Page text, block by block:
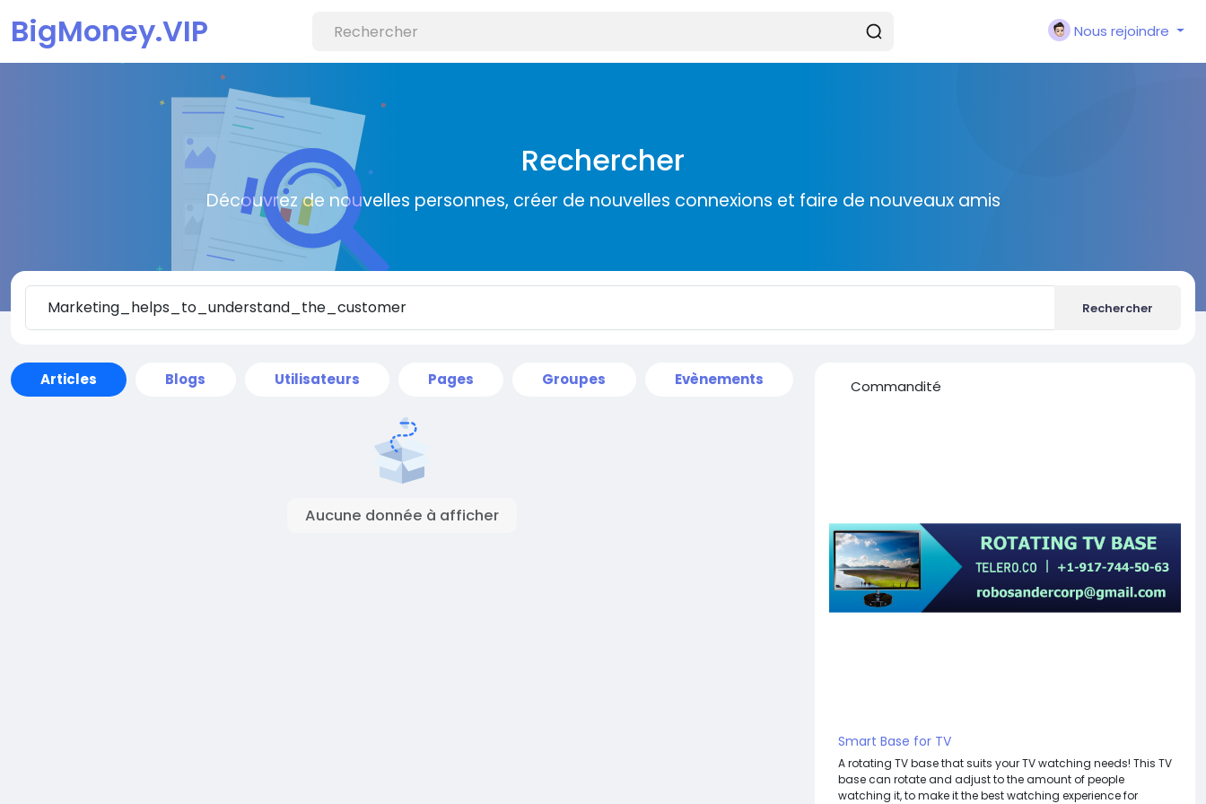
BigMoney.VIP Nous rejoindre
Rechercher
Découvrez de nouvelles personnes, créer de nouvelles connexions et faire de nouveaux amis
Rechercher
Articles Blogs Utilisateurs Pages Groupes Evènements
Aucune donnée à afficher
Commandité
Smart Base for TV
A rotating TV base that suits your TV watching needs! This TV
base can rotate and adjust to the amount of people
watching it, to make it the best watching experience for